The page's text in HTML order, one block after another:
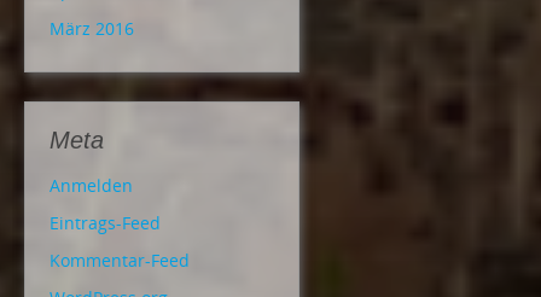
März 2016
Meta
Anmelden
Eintrags-Feed
Kommentar-Feed